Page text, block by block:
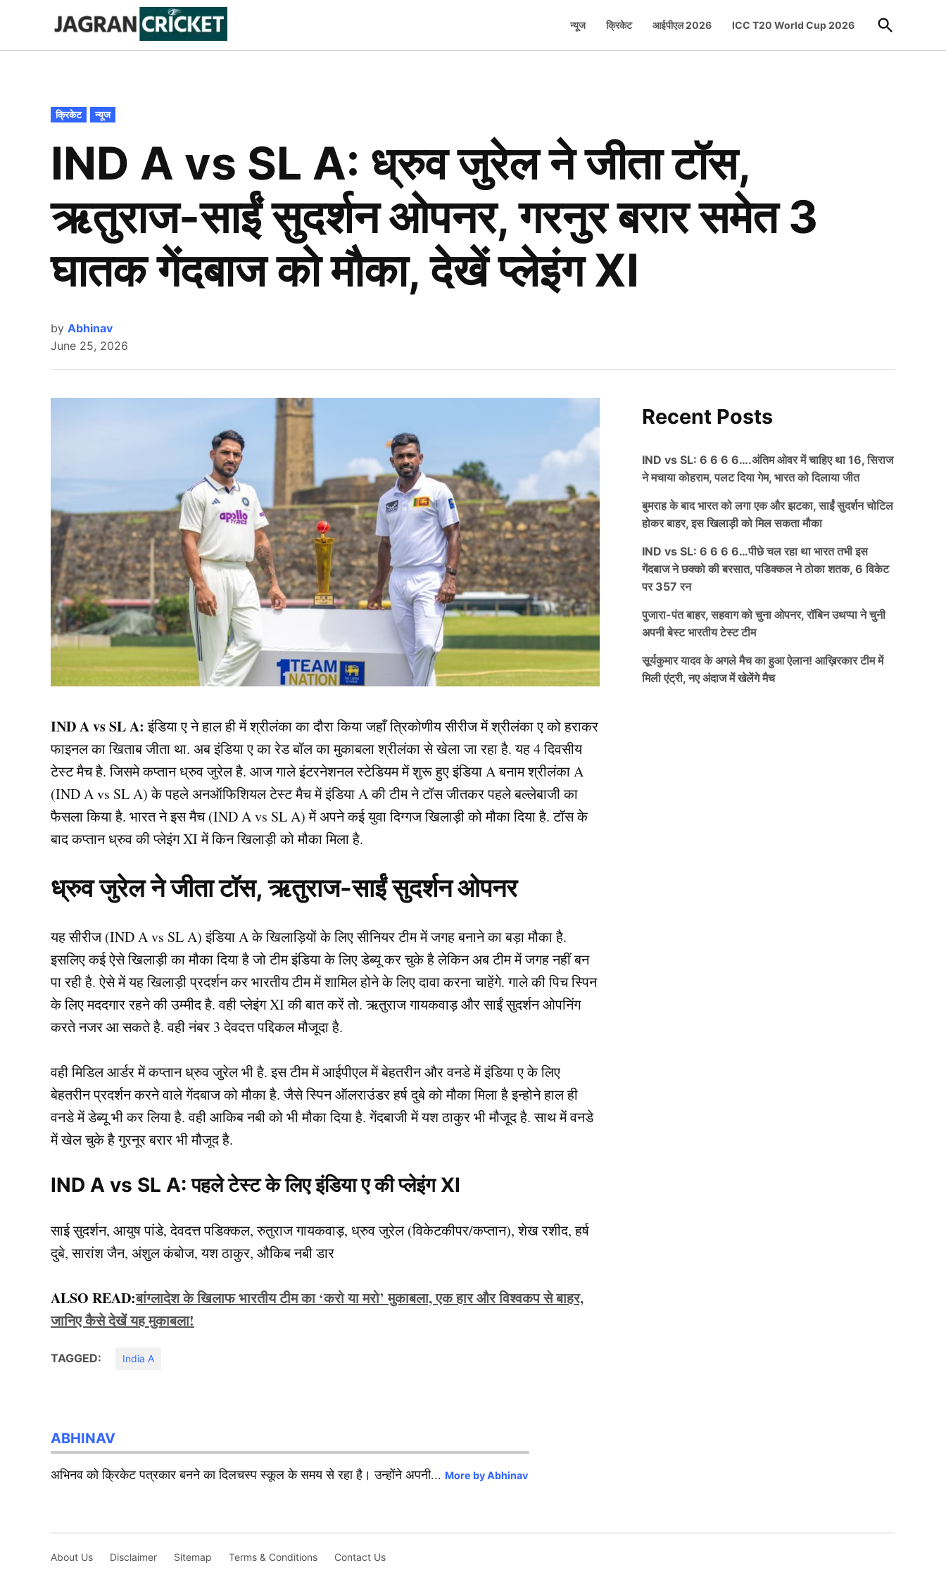
content
Cricket
न्यूज क्रिकेट आईपीएल 2026 ICC T20 World Cup 2026
Open
Search
POSTED
IN
क्रिकेट न्यूज
IND A vs SL A: ध्रुव जुरेल ने जीता टॉस,
ऋतुराज-साईं सुदर्शन ओपनर, गरनुर बरार समेत 3
घातक गेंदबाज को मौका, देखें प्लेइंग XI
by Abhinav
June 25, 2026
IND A vs SL A: इंडिया ए ने हाल ही में श्रीलंका का दौरा किया जहाँ त्रिकोणीय सीरीज में श्रीलंका ए को हराकर
फाइनल का खिताब जीता था. अब इंडिया ए का रेड बॉल का मुकाबला श्रीलंका से खेला जा रहा है. यह 4 दिवसीय
टेस्ट मैच है. जिसमे कप्तान ध्रुव जुरेल है. आज गाले इंटरनेशनल स्टेडियम में शुरू हुए इंडिया A बनाम श्रीलंका A
(IND A vs SL A) के पहले अनऑफिशियल टेस्ट मैच में इंडिया A की टीम ने टॉस जीतकर पहले बल्लेबाजी का
फैसला किया है. भारत ने इस मैच (IND A vs SL A) में अपने कई युवा दिग्गज खिलाड़ी को मौका दिया है. टॉस के
बाद कप्तान ध्रुव की प्लेइंग XI में किन खिलाड़ी को मौका मिला है.
ध्रुव जुरेल ने जीता टॉस, ऋतुराज-साईं सुदर्शन ओपनर
यह सीरीज (IND A vs SL A) इंडिया A के खिलाड़ियों के लिए सीनियर टीम में जगह बनाने का बड़ा मौका है.
इसलिए कई ऐसे खिलाड़ी का मौका दिया है जो टीम इंडिया के लिए डेब्यू कर चुके है लेकिन अब टीम में जगह नहीं बन
पा रही है. ऐसे में यह खिलाड़ी प्रदर्शन कर भारतीय टीम में शामिल होने के लिए दावा करना चाहेंगे. गाले की पिच स्पिन
के लिए मददगार रहने की उम्मीद है. वही प्लेइंग XI की बात करें तो. ऋतुराज गायकवाड़ और साईं सुदर्शन ओपनिंग
करते नजर आ सकते है. वही नंबर 3 देवदत्त पद्दिकल मौजूदा है.
वही मिडिल आर्डर में कप्तान ध्रुव जुरेल भी है. इस टीम में आईपीएल में बेहतरीन और वनडे में इंडिया ए के लिए
बेहतरीन प्रदर्शन करने वाले गेंदबाज को मौका है. जैसे स्पिन ऑलराउंडर हर्ष दुबे को मौका मिला है इन्होने हाल ही
वनडे में डेब्यू भी कर लिया है. वही आकिब नबी को भी मौका दिया है. गेंदबाजी में यश ठाकुर भी मौजूद है. साथ में वनडे
में खेल चुके है गुरनूर बरार भी मौजूद है.
IND A vs SL A: पहले टेस्ट के लिए इंडिया ए की प्लेइंग XI
साई सुदर्शन, आयुष पांडे, देवदत्त पडिक्कल, रुतुराज गायकवाड़, ध्रुव जुरेल (विकेटकीपर/कप्तान), शेख रशीद, हर्ष
दुबे, सारांश जैन, अंशुल कंबोज, यश ठाकुर, औकिब नबी डार
ALSO READ:बांग्लादेश के खिलाफ भारतीय टीम का ‘करो या मरो’ मुकाबला, एक हार और विश्वकप से बाहर,
जानिए कैसे देखें यह मुकाबला!
TAGGED: India A
ABHINAV
अभिनव को क्रिकेट पत्रकार बनने का दिलचस्प स्कूल के समय से रहा है। उन्होंने अपनी... More by Abhinav
Recent Posts
IND vs SL: 6 6 6 6….अंतिम ओवर में चाहिए था 16, सिराज
ने मचाया कोहराम, पलट दिया गेम, भारत को दिलाया जीत
बुमराह के बाद भारत को लगा एक और झटका, साईं सुदर्शन चोटिल
होकर बाहर, इस खिलाड़ी को मिल सकता मौका
IND vs SL: 6 6 6 6…पीछे चल रहा था भारत तभी इस
गेंदबाज ने छक्को की बरसात, पडिक्कल ने ठोका शतक, 6 विकेट
पर 357 रन
पुजारा-पंत बाहर, सहवाग को चुना ओपनर, रॉबिन उथप्पा ने चुनी
अपनी बेस्ट भारतीय टेस्ट टीम
सूर्यकुमार यादव के अगले मैच का हुआ ऐलान! आख़िरकार टीम में
मिली एंट्री, नए अंदाज में खेलेंगे मैच
About Us Disclaimer Sitemap Terms & Conditions Contact Us